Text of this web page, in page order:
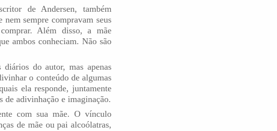
de Andersen, também
sempre compravam seus
Além disso, a mãe
ambos conheciam. Não são
diários do autor, mas apenas
o conteúdo de algumas
ela responde, juntamente
adivinhação e imaginação.
com sua mãe. O vínculo
de mãe ou pai alcoólatras,